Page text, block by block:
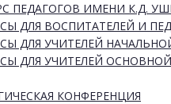
ПЕДАГОГОВ ИМЕНИ К.Д.
ДЛЯ ВОСПИТАТЕЛЕЙ И
ДЛЯ УЧИТЕЛЕЙ
ДЛЯ УЧИТЕЛЕЙ
КОНФЕРЕНЦИЯ